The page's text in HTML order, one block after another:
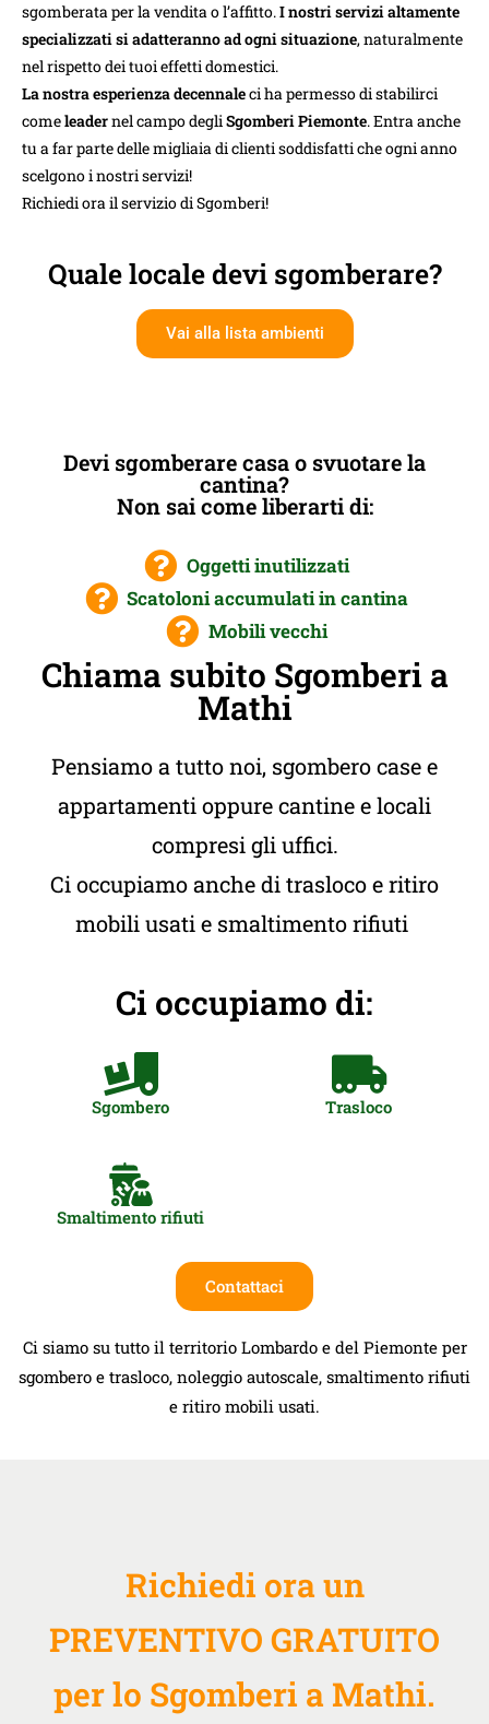
sgomberata per la vendita o l’affitto.I nostri servizi altamente
specializzati si adatteranno ad ogni situazione, naturalmente
nel rispetto dei tuoi effetti domestici.
La nostra esperienza decennaleci ha permesso di stabilirci
comeleadernel campo degliSgomberi Piemonte. Entra anche
tu a far parte delle migliaia di clienti soddisfatti che ogni anno
scelgono i nostri servizi!
Richiedi ora il servizio di Sgomberi!
Quale locale devi sgomberare?
Vai alla lista ambienti
Devi sgomberare casa o svuotare la
cantina?
Non sai come liberarti di:
Oggetti inutilizzati
Scatoloni accumulati in cantina
Mobili vecchi
Chiama subito Sgomberi a
Mathi
Pensiamo a tutto noi, sgombero case e
appartamenti oppure cantine e locali
compresi gli uffici.
Ci occupiamo anche di trasloco e ritiro
mobili usati e smaltimento rifiuti
Ci occupiamo di:
Sgombero Trasloco
Smaltimento rifiuti
Contattaci
Ci siamo su tutto il territorio Lombardo e del Piemonte per
sgombero e trasloco, noleggio autoscale, smaltimento rifiuti
e ritiro mobili usati.
Richiedi ora un
PREVENTIVO GRATUITO
per lo Sgomberi a Mathi.